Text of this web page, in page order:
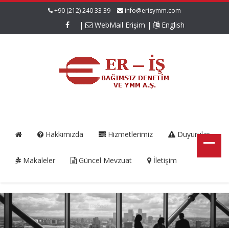
+90 (212) 240 33 39 info@erisymm.com
| WebMail Erişim | English
Hakkımızda Hizmetlerimiz Duyurular
Makaleler Güncel Mevzuat İletişim